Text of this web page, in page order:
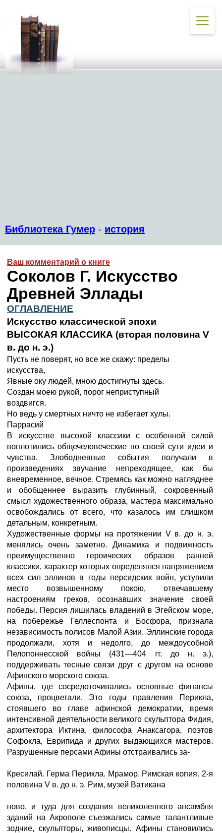
Библиотека Гумер - история
Ваш комментарий о книге
Соколов Г. Искусство
Древней Эллады
ОГЛАВЛЕНИЕ
Искусство классической эпохи
ВЫСОКАЯ КЛАССИКА (вторая половина V
в. до н. э.)
Пусть не поверят, но все же скажу: пределы
искусства,
Явные оку людей, мною достигнуты здесь.
Создан моею рукой, порог неприступный
воздвигся.
Но ведь у смертных ничто не избегает хулы.
Паррасий
В искусстве высокой классики с особенной силой
воплотились общечеловеческие по своей сути идеи и
чувства. Злободневные события получали в
произведениях звучание непреходящее, как бы
вневременное, вечное. Стремясь как можно нагляднее
и обобщеннее выразить глубинный, сокровенный
смысл художественного образа, мастера максимально
освобождались от всего, что казалось им слишком
детальным, конкретным.
Художественные формы на протяжении V в. до н. э.
менялись очень заметно. Динамика и подвижность
преимущественно героических образов ранней
классики, характер которых определялся напряжением
всех сил эллинов в годы персидских войн, уступили
место возвышенному покою, отвечавшему
настроениям греков, осознавших значение своей
победы. Персия лишилась владений в Эгейском море,
на побережье Геллеспонта и Босфора, признала
независимость полисов Малой Азии. Эллинские города
продолжали, хотя и недолго, до междоусобной
Пелопоннесской войны (431—404 гг. до н. э.),
поддерживать тесные связи друг с другом на основе
Афинского морского союза.
Афины, где сосредоточивались основные финансы
союза, процветали. Это годы правления Перикла,
стоявшего во главе афинской демократии, время
интенсивной деятельности великого скульптора Фидия,
архитектора Иктина, философа Анаксагора, поэтов
Софокла, Еврипида и других выдающихся мастеров.
Разрушенные персами Афины отстраивались за-
Кресилай. Герма Перикла. Мрамор. Римская копия. 2-я
половина V в. до н. э. Рим, музей Ватикана
ново, и туда для создания великолепного ансамбля
зданий на Акрополе съезжались самые талантливые
зодчие, скульпторы, живописцы. Афины становились